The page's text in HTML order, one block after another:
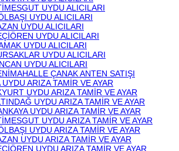
UYDU ALICILARI
UYDU ALICILARI
UYDU ALICILARI
UYDU ALICILARI
UYDU ALICILARI
UYDU ALICILARI
UYDU ALICILARI
ÇANAK ANTEN SATIŞI
UYDU ARIZA TAMİR VE AYAR
UYDU ARIZA TAMİR VE AYAR
UYDU ARIZA TAMİR VE AYAR
UYDU ARIZA TAMİR VE AYAR
UYDU ARIZA TAMİR VE AYAR
UYDU ARIZA TAMİR VE AYAR
UYDU ARIZA TAMİR VE AYAR
UYDU ARIZA TAMİR VE AYAR